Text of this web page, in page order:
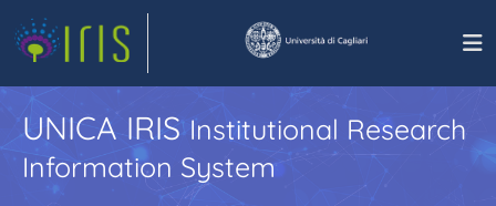
UNICA IRISInstitutional Research
Information System